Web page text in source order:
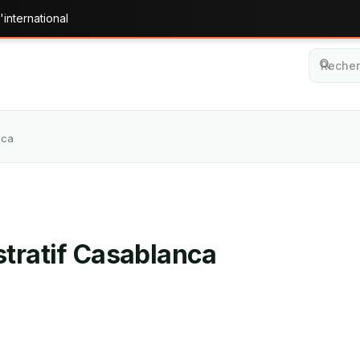
Casablanca